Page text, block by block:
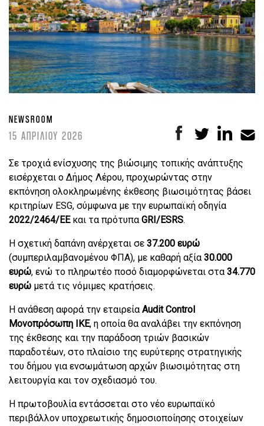
NEWSROOM
15 ΑΠΡΙΛΙΟΥ 2026
Σε τροχιά ενίσχυσης της βιώσιμης τοπικής ανάπτυξης
εισέρχεται ο Δήμος Λέρου, προχωρώντας στην
εκπόνηση ολοκληρωμένης έκθεσης βιωσιμότητας βάσει
κριτηρίων ESG, σύμφωνα με την ευρωπαϊκή οδηγία
2022/2464/ΕΕκαι τα πρότυπαGRI/ESRS.
Η σχετική δαπάνη ανέρχεται σε 37.200 ευρώ
(συμπεριλαμβανομένου ΦΠΑ), με καθαρή αξία30.000
ευρώ, ενώ το πληρωτέο ποσό διαμορφώνεται στα34.770
ευρώ μετά τις νόμιμες κρατήσεις.
Η ανάθεση αφορά την εταιρείαAudit Control
Μονοπρόσωπη ΙΚΕ, η οποία θα αναλάβει την εκπόνηση
της έκθεσης και την παράδοση τριών βασικών
παραδοτέων, στο πλαίσιο της ευρύτερης στρατηγικής
του δήμου για ενσωμάτωση αρχών βιωσιμότητας στη
λειτουργία και τον σχεδιασμό του.
Η πρωτοβουλία εντάσσεται στο νέο ευρωπαϊκό
περιβάλλον υποχρεωτικής δημοσιοποίησης στοιχείων